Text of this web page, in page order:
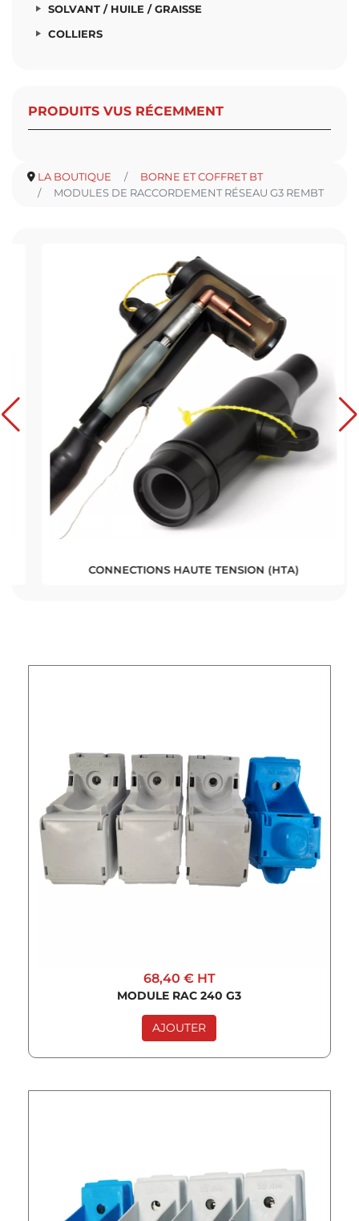
SOLVANT / HUILE / GRAISSE
COLLIERS
PRODUITS VUS RÉCEMMENT
LA BOUTIQUE
BORNE ET COFFRET BT
MODULES DE RACCORDEMENT RÉSEAU G3 REMBT
CONNECTIONS HAUTE TENSION (HTA)
68,40 € HT
MODULE RAC 240 G3
AJOUTER